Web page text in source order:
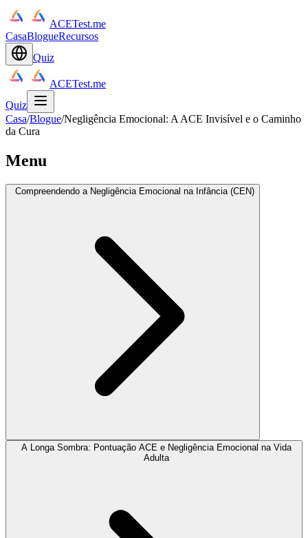
ACETest.me
CasaBlogueRecursos
Quiz
ACETest.me
Quiz
Casa/Blogue/Negligência Emocional: A ACE Invisível e o Caminho
da Cura
Menu
Compreendendo a Negligência Emocional na Infância (CEN)
A Longa Sombra: Pontuação ACE e Negligência Emocional na Vida
Adulta